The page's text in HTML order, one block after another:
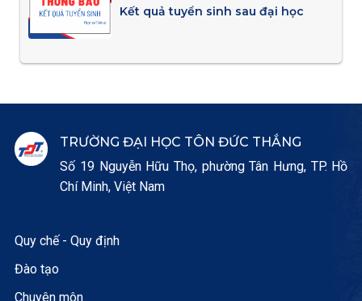
Kết quả tuyển sinh sau đại học
TRƯỜNG ĐẠI HỌC TÔN ĐỨC THẮNG
Số 19 Nguyễn Hữu Thọ, phường Tân Hưng, TP. Hồ
Chí Minh, Việt Nam
Quy chế - Quy định
Đào tạo
Chuyên môn